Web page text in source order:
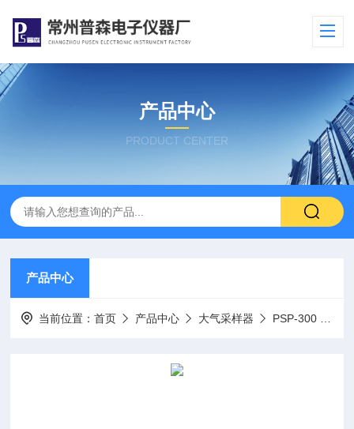
产品中心
PRODUCT CENTER
产品中心
当前位置：首页 产品中心 大气采样器 PSP-300 低流量空气采样器